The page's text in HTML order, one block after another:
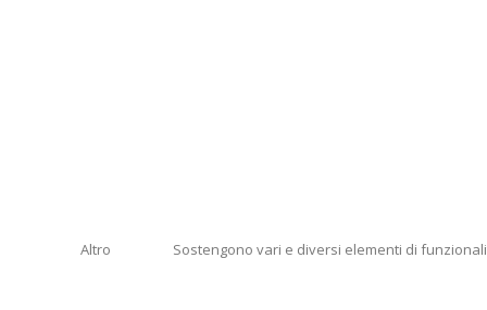
Altro Sostengono vari e diversi elementi di